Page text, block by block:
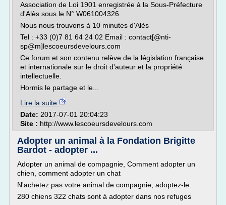
Association de Loi 1901 enregistrée à la Sous-Préfecture
d'Alès sous le N° W061004326
Nous nous trouvons à 10 minutes d'Alès
Tel : +33 (0)7 81 64 24 02 Email : contact[@nti-
sp@m]lescoeursdevelours.com
Ce forum et son contenu relève de la législation française
et internationale sur le droit d'auteur et la propriété
intellectuelle.
Hormis le partage et le...
Lire la suite
Date: 2017-07-01 20:04:23
Site : http://www.lescoeursdevelours.com
Adopter un animal à la Fondation Brigitte
Bardot - adopter ...
Adopter un animal de compagnie, Comment adopter un
chien, comment adopter un chat
N'achetez pas votre animal de compagnie, adoptez-le.
280 chiens 322 chats sont à adopter dans nos refuges